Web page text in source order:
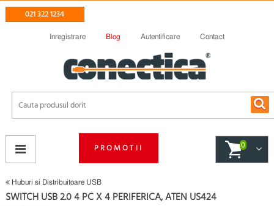
021 322 1234
Inregistrare Blog Autentificare Contact
PROMOTII 0
Huburi si Distribuitoare USB
SWITCH USB 2.0 4 PC X 4 PERIFERICA, ATEN US424